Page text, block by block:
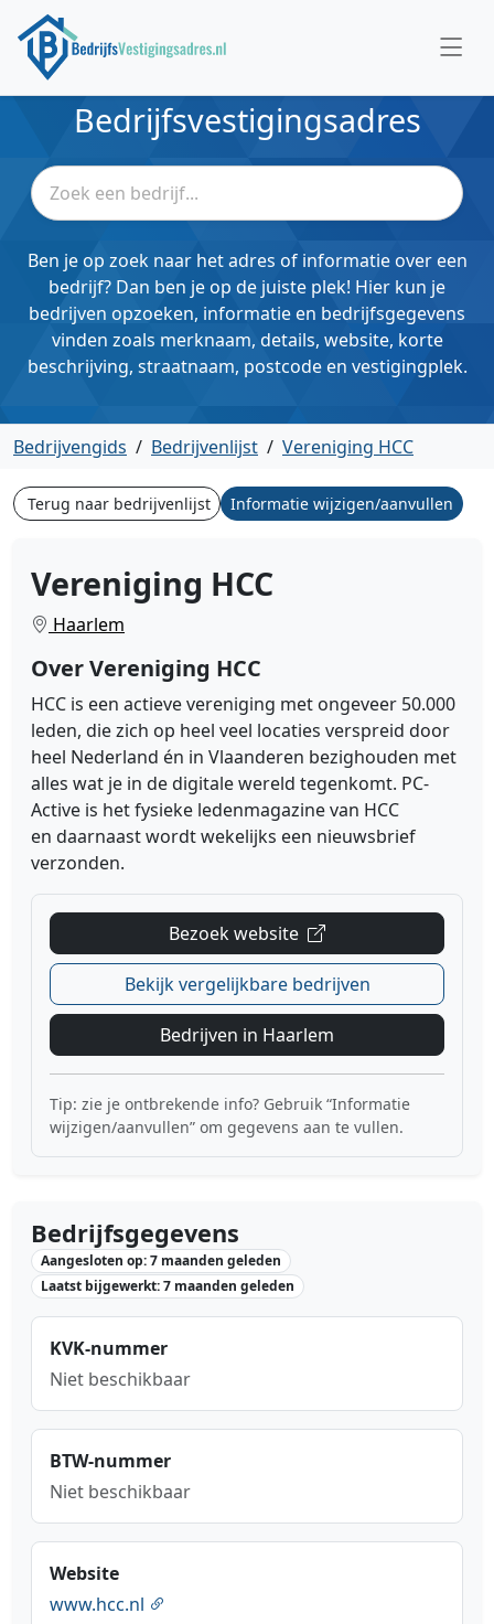
Bedrijfsvestigingsadres
Ben je op zoek naar het adres of informatie over een
bedrijf? Dan ben je op de juiste plek! Hier kun je
bedrijven opzoeken, informatie en bedrijfsgegevens
vinden zoals merknaam, details, website, korte
beschrijving, straatnaam, postcode en vestigingplek.
Bedrijvengids / Bedrijvenlijst / Vereniging HCC
Terug naar bedrijvenlijst Informatie wijzigen/aanvullen
Vereniging HCC
Haarlem
Over Vereniging HCC
HCC is een actieve vereniging met ongeveer 50.000
leden, die zich op heel veel locaties verspreid door
heel Nederland én in Vlaanderen bezighouden met
alles wat je in de digitale wereld tegenkomt. PC-
Active is het fysieke ledenmagazine van HCC
en daarnaast wordt wekelijks een nieuwsbrief
verzonden.
Bezoek website
Bekijk vergelijkbare bedrijven
Bedrijven in Haarlem
Tip: zie je ontbrekende info? Gebruik “Informatie
wijzigen/aanvullen” om gegevens aan te vullen.
Bedrijfsgegevens
Aangesloten op: 7 maanden geleden
Laatst bijgewerkt: 7 maanden geleden
KVK-nummer
Niet beschikbaar
BTW-nummer
Niet beschikbaar
Website
www.hcc.nl